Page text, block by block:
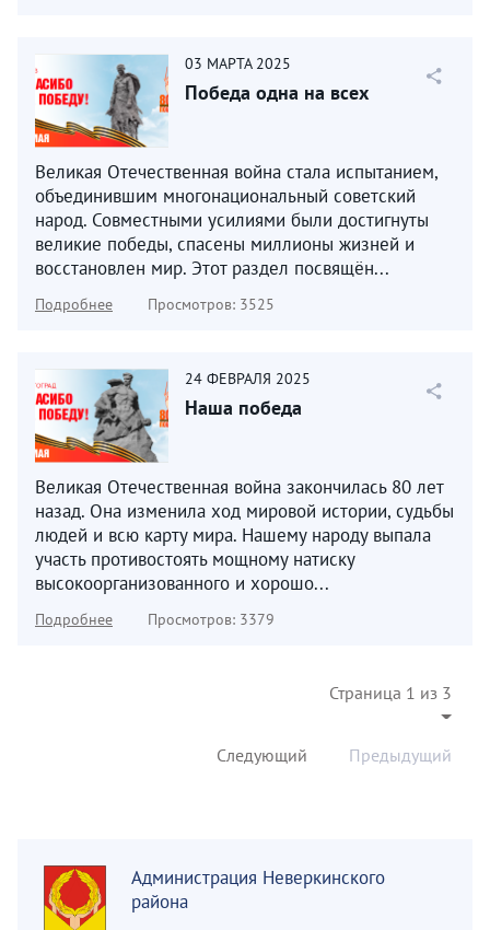
03 МАРТА 2025
Победа одна на всех
Великая Отечественная война стала испытанием,
объединившим многонациональный советский
народ. Совместными усилиями были достигнуты
великие победы, спасены миллионы жизней и
восстановлен мир. Этот раздел посвящён...
Подробнее Просмотров: 3525
24 ФЕВРАЛЯ 2025
Наша победа
Великая Отечественная война закончилась 80 лет
назад. Она изменила ход мировой истории, судьбы
людей и всю карту мира. Нашему народу выпала
участь противостоять мощному натиску
высокоорганизованного и хорошо...
Подробнее Просмотров: 3379
Страница 1 из 3
Предыдущий
Следующий
Администрация Неверкинского
района